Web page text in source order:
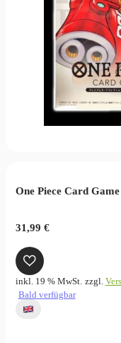
One Piece Card
31,99 €
inkl. 19 % MwSt. zzgl.
Bald verfügbar